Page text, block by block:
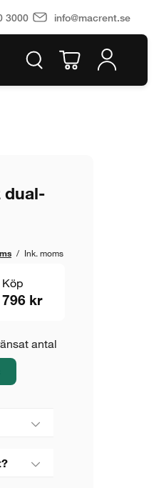
3000 info@macrent.se
dual-
/ Ink. moms
antal
Köp
kr